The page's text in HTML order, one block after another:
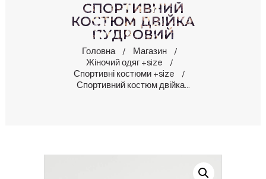
СПОРТИВНИЙ
КОСТЮМ ДВІЙКА
ПУДРОВИЙ
Головна
Магазин
Жіночий одяг +size
Спортивні костюми +size
Спортивний костюм двійка...
ПРО НАС
КОНТАКТИ
КАБІНЕТ